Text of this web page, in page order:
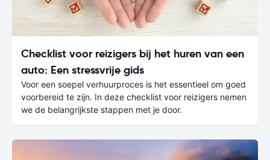
Checklist voor reizigers bij het huren van een
auto: Een stressvrije gids
Voor een soepel verhuurproces is het essentieel om goed
voorbereid te zijn. In deze checklist voor reizigers nemen
we de belangrijkste stappen met je door.